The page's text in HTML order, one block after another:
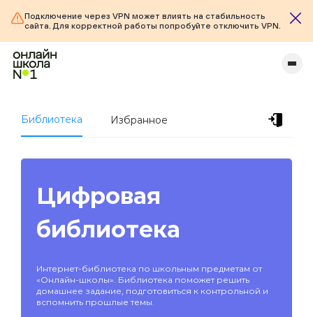
Подключение через VPN может влиять на стабильность
сайта. Для корректной работы попробуйте отключить VPN.
Библиотека Избранное
Цифровая
библиотека
Интернет-библиотека по школьным предметам от
«Онлайн-школы». Библиотека поможет решить
домашнее задание, подготовиться к контрольной и
вспомнить прошлые темы.